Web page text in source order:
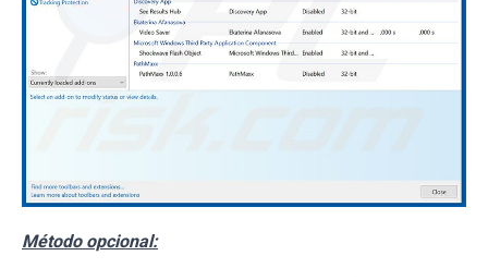
Método opcional: